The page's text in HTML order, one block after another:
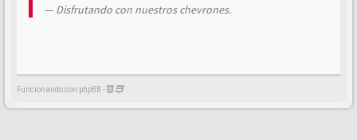
Disfrutando con nuestros chevrones.
Funcionando con phpBB -